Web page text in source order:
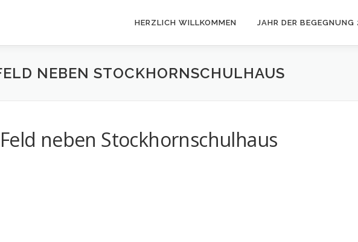
HERZLICH WILLKOMMEN JAHR DER
NEBEN STOCKHORNSCHULHAUS
neben Stockhornschulhaus